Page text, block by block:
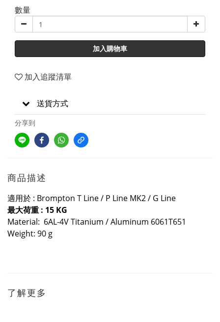
數量
加入購物車
加入追蹤清單
送貨方式
分享到
商品描述
適用於 : Brompton T Line / P Line MK2 / G Line
最大荷重 : 15 KG
Material: 6AL-4V Titanium / Aluminum 6061T651
Weight: 90 g
了解更多